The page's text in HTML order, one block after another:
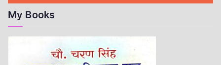
My Books